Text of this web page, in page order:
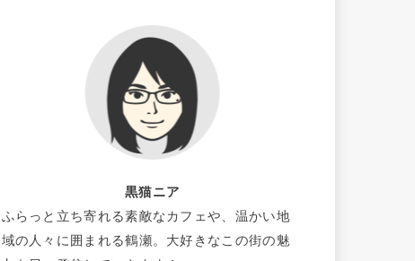
黒猫ニア
ふらっと立ち寄れる素敵なカフェや、温かい地
域の人々に囲まれる鶴瀬。大好きなこの街の魅